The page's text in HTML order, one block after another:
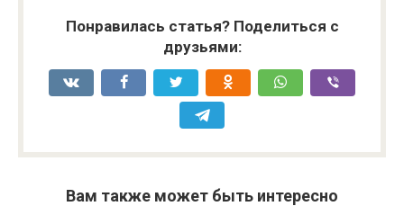
Понравилась статья? Поделиться с
друзьями:
Вам также может быть интересно